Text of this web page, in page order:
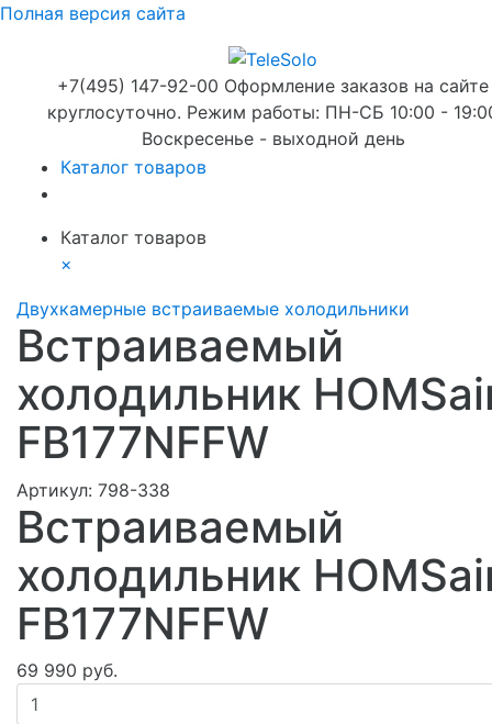
Полная версия сайта
+7(495) 147-92-00 Оформление заказов на сайте
круглосуточно. Режим работы: ПН-СБ 10:00 -
Воскресенье - выходной день
Каталог товаров
Каталог товаров
×
Двухкамерные встраиваемые холодильники
Встраиваемый
холодильник
FB177NFFW
Артикул: 798-338
Встраиваемый
холодильник
FB177NFFW
69 990 руб.